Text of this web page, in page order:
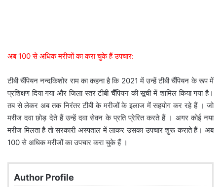
अब 100 से अधिक मरीजों का करा चुके हैं उपचार:
टीबी चैंपियन नन्दकिशोर राम का कहना है कि 2021 में उन्हें टीबी चैँपियन के रूप में
प्रशिक्षण दिया गया और जिला स्तर टीबी चैँपियन की सूची में शामिल किया गया है।
तब से लेकर अब तक निरंतर टीबी के मरीजों के इलाज में सहयोग कर रहे हैं । जो
मरीज दवा छोड़ देते हैं उन्हें दवा सेवन के प्रति प्रेरित करते हैं । अगर कोई नया
मरीज मिलता है तो सरकारी अस्पताल में लाकर उसका उपचार शुरू कराते हैं। अब
100 से अधिक मरीजों का उपचार करा चुके हैं ।
Author Profile